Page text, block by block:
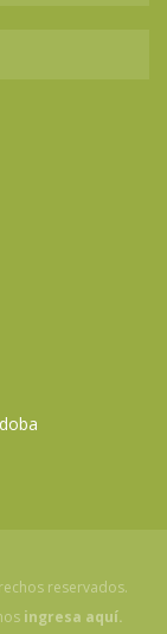
reservados.
ingresa aquí.